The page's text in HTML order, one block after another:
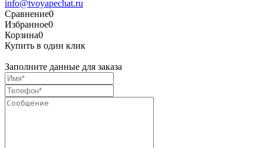
info@tvoyapechat.ru
Сравнение0
Избранное0
Корзина0
Купить в один клик
Заполните данные для заказа